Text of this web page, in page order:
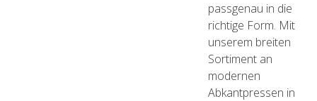
passgenau in die
richtige Form. Mit
unserem breiten
Sortiment an
modernen
Abkantpressen in